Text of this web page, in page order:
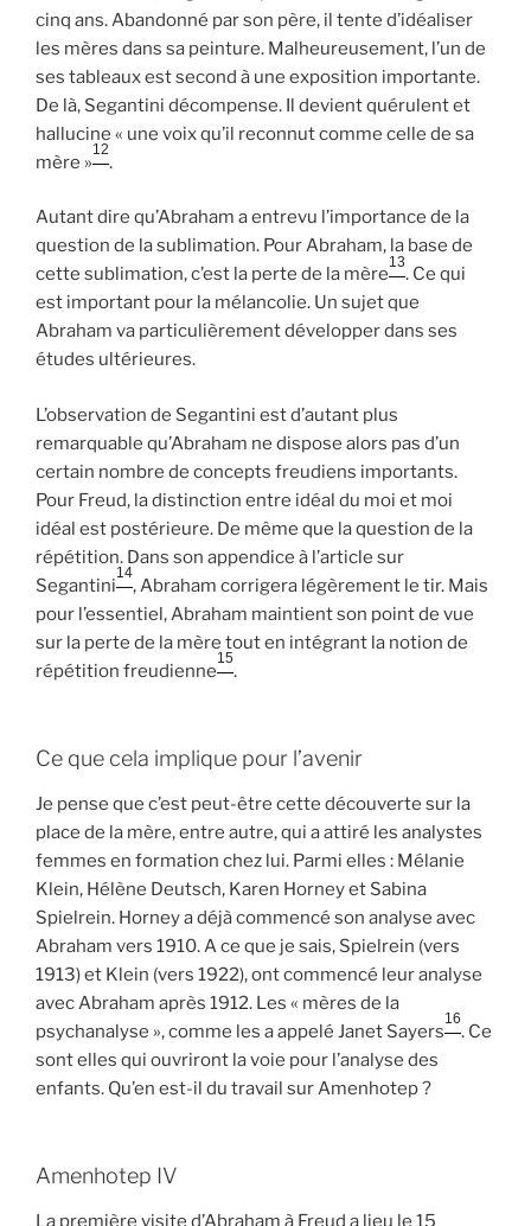
cinq ans. Abandonné par son père, il tente d’idéaliser
les mères dans sa peinture. Malheureusement, l’un de
ses tableaux est second à une exposition importante.
De là, Segantini décompense. Il devient quérulent et
hallucine « une voix qu’il reconnut comme celle de sa
mère »
12
.
Autant dire qu’Abraham a entrevu l’importance de la
question de la sublimation. Pour Abraham, la base de
cette sublimation, c’est la perte de la mère
13
. Ce qui
est important pour la mélancolie. Un sujet que
Abraham va particulièrement développer dans ses
études ultérieures.
L’observation de Segantini est d’autant plus
remarquable qu’Abraham ne dispose alors pas d’un
certain nombre de concepts freudiens importants.
Pour Freud, la distinction entre idéal du moi et moi
idéal est postérieure. De même que la question de la
répétition. Dans son appendice à l’article sur
Segantini
14
, Abraham corrigera légèrement le tir. Mais
pour l’essentiel, Abraham maintient son point de vue
sur la perte de la mère tout en intégrant la notion de
répétition freudienne
15
.
Ce que cela implique pour l’avenir
Je pense que c’est peut-être cette découverte sur la
place de la mère, entre autre, qui a attiré les analystes
femmes en formation chez lui. Parmi elles : Mélanie
Klein, Hélène Deutsch, Karen Horney et Sabina
Spielrein. Horney a déjà commencé son analyse avec
Abraham vers 1910. A ce que je sais, Spielrein (vers
1913) et Klein (vers 1922), ont commencé leur analyse
avec Abraham après 1912. Les « mères de la
psychanalyse », comme les a appelé Janet Sayers
16
. Ce
sont elles qui ouvriront la voie pour l’analyse des
enfants. Qu’en est-il du travail sur Amenhotep ?
Amenhotep IV
La première visite d’Abraham à Freud a lieu le 15